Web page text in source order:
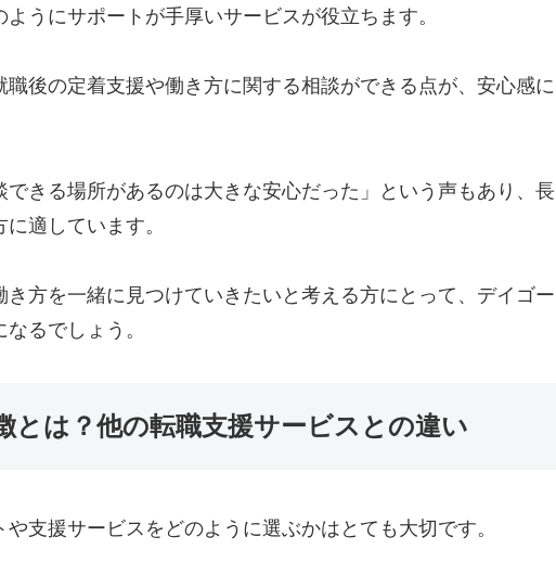
うにサポートが手厚いサービスが役立ちます。
後の定着支援や働き方に関する相談ができる点が、安心感に
きる場所があるのは大きな安心だった」という声もあり、長
適しています。
方を一緒に見つけていきたいと考える方にとって、デイゴー
るでしょう。
とは？他の転職支援サービスとの違い
支援サービスをどのように選ぶかはとても大切です。